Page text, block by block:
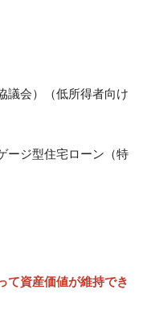
議会）（低所得者向け
ージ型住宅ローン（特
て資産価値が維持でき